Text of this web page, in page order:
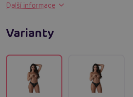
Další informace
Varianty